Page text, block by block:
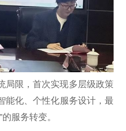
局限，首次实现多层级政策
能化、个性化服务设计，最
服务转变。